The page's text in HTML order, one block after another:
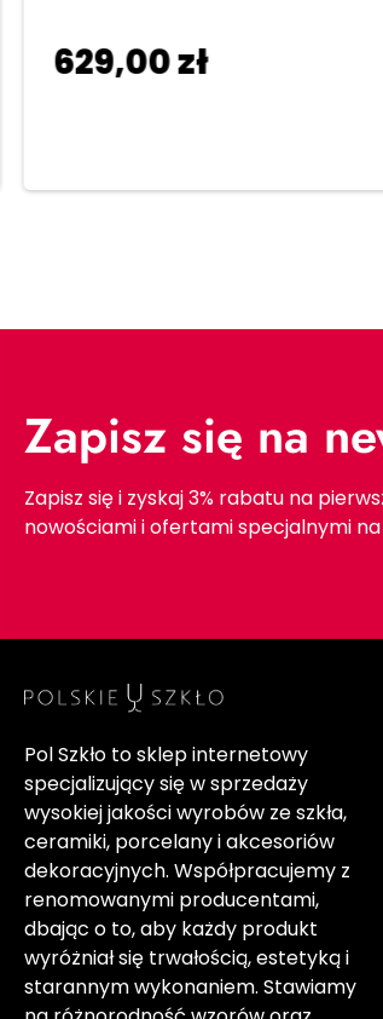
629,00zł
Zapisz się na
Zapisz się i zyskaj 3% rabatu na
nowościami i ofertami specjalnymi
Pol Szkło to sklep internetowy
specjalizujący się w sprzedaży
wysokiej jakości wyrobów ze szkła,
ceramiki, porcelany i akcesoriów
dekoracyjnych. Współpracujemy z
renomowanymi producentami,
dbając o to, aby każdy produkt
wyróżniał się trwałością, estetyką i
starannym wykonaniem. Stawiamy